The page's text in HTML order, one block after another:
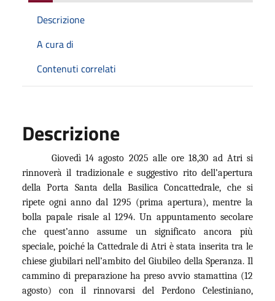
Descrizione
A cura di
Contenuti correlati
Descrizione
Giovedì 14 agosto 2025 alle ore 18,30 ad Atri si
rinnoverà il tradizionale e suggestivo rito dell’apertura
della Porta Santa della Basilica Concattedrale, che si
ripete ogni anno dal 1295 (prima apertura), mentre la
bolla papale risale al 1294. Un appuntamento secolare
che quest’anno assume un significato ancora più
speciale, poiché la Cattedrale di Atri è stata inserita tra le
chiese giubilari nell’ambito del Giubileo della Speranza. Il
cammino di preparazione ha preso avvio stamattina (12
agosto) con il rinnovarsi del Perdono Celestiniano,